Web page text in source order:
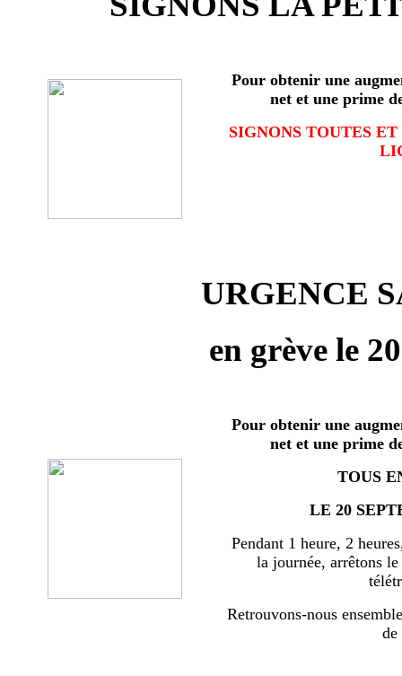
Pour obtenir une
net et une prime
SIGNONS TOUTES
URGENCE
en grève le
Pour obtenir une
net et une prime
TOUS
LE 20
Pendant 1 heure, 2
la journée, arrêtons
Retrouvons-nous
de